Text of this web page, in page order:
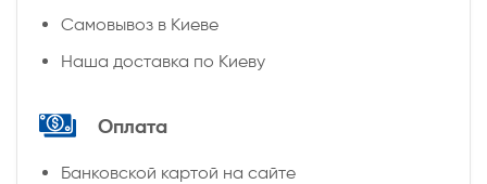
Самовывоз в Киеве
Наша доставка по Киеву
Оплата
Банковской картой на сайте